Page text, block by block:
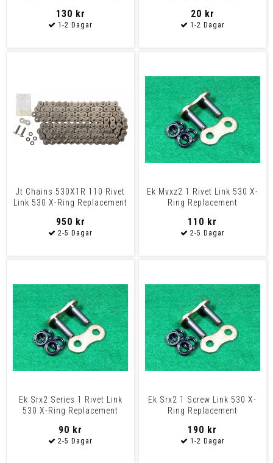
130 kr 20 kr
Jt Chains 530X1R 110 Rivet
Link 530 X-Ring Replacement
950 kr
Ek Mvxz2 1 Rivet Link 530 X-
Ring Replacement
110 kr
Ek Srx2 Series 1 Rivet Link
530 X-Ring Replacement
90 kr
Ek Srx2 1 Screw Link 530 X-
Ring Replacement
190 kr